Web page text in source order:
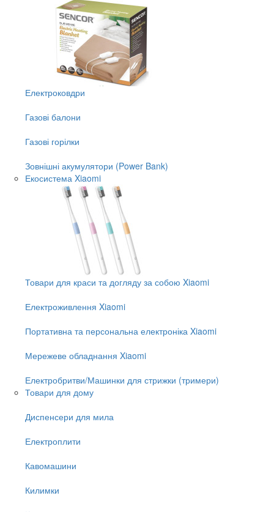
Електроковдри
Газові балони
Газові горілки
Зовнішні акумулятори (Power Bank)
Екосистема Xiaomi
Товари для краси та догляду за собою Xiaomi
Електроживлення Xiaomi
Портативна та персональна електроніка Xiaomi
Мережеве обладнання Xiaomi
Електробритви/Машинки для стрижки (тримери)
Товари для дому
Диспенсери для мила
Електроплити
Кавомашини
Килимки